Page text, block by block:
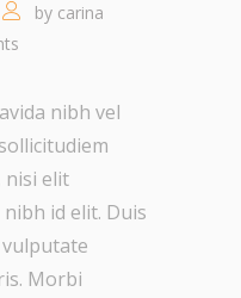
by carina
nibh vel
nisi elit
id elit. Duis
Morbi